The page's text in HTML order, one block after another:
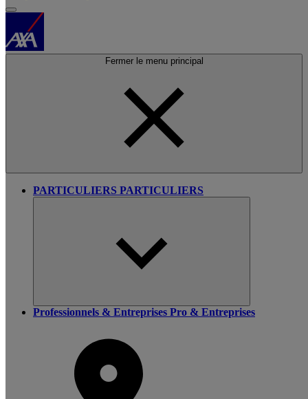
Fermer le menu principal
PARTICULIERS PARTICULIERS
Professionnels & Entreprises Pro & Entreprises